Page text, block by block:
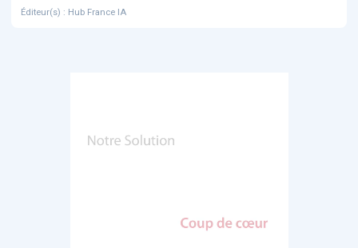
Éditeur(s) : Hub France IA